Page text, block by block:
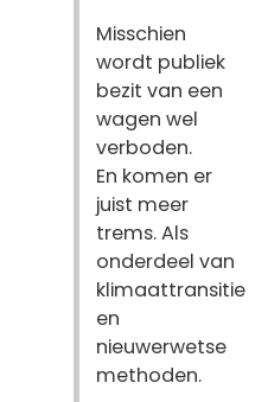
Misschien
wordt publiek
bezit van een
wagen wel
verboden.
En komen er
juist meer
trems. Als
onderdeel van
klimaattransitie
en
nieuwerwetse
methoden.